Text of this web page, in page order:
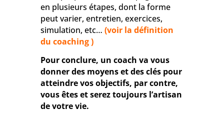
en plusieurs étapes, dont la forme
peut varier, entretien, exercices,
simulation, etc… (voir la définition
du coaching )
Pour conclure, un coach va vous
donner des moyens et des clés pour
atteindre vos objectifs, par contre,
vous êtes et serez toujours l’artisan
de votre vie.